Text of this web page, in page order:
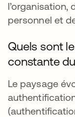
l’organisation,
personnel et
Quels sont
constante
Le paysage